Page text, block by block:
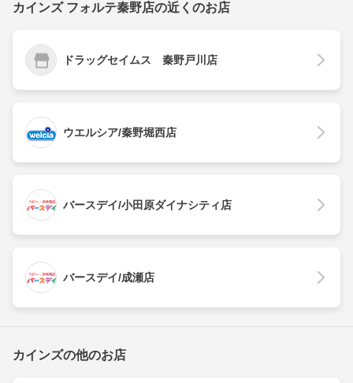
カインズ フォルテ秦野店の近くのお店
ドラッグセイムス 秦野戸川店
ウエルシア/秦野堀西店
バースデイ/小田原ダイナシティ店
バースデイ/成瀬店
カインズの他のお店